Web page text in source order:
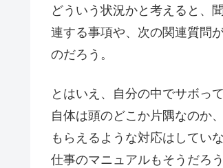
どういう状況かと考えると、
連する事項や、次の関連質問
のだろう。
とはいえ、自分の中でサボっ
自体は頭のどこか片隅なのか
もらえるような対応はしてい
仕事のマニュアルもそうだろ